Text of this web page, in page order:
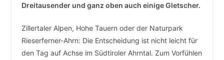
Dreitausender und ganz oben auch einige Gletscher.
Zillertaler Alpen, Hohe Tauern oder der Naturpark
Rieserferner-Ahrn: Die Entscheidung ist nicht leicht für
den Tag auf Achse im Südtiroler Ahrntal. Zum Vorfühlen